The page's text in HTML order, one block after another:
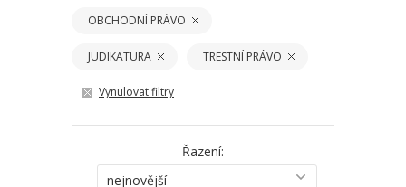
OBCHODNÍ PRÁVO
JUDIKATURA TRESTNÍ PRÁVO
Vynulovat filtry
Řazení:
nejnovější